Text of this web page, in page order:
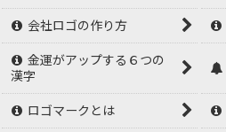
会社ロゴの作り方
金運がアップする６つの
漢字
ロゴマークとは